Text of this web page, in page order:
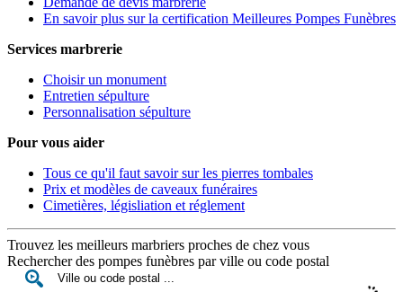
En savoir plus sur la certification Meilleures Pompes Funèbres
Services marbrerie
Choisir un monument
Entretien sépulture
Personnalisation sépulture
Pour vous aider
Tous ce qu'il faut savoir sur les pierres tombales
Prix et modèles de caveaux funéraires
Cimetières, législiation et réglement
Trouvez les meilleurs marbriers proches de chez vous
Rechercher des pompes funèbres par ville ou code postal